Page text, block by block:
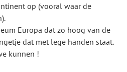
op (vooral waar de
Europa dat zo hoog van de
dat met lege handen staat.
kunnen !